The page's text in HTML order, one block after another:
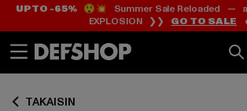
Siirry
Sisältö
Siirry
Footer
UP TO -65%😲💥 Summer Sale Reloaded —
EXPLOSION ❯❯ GO TO SALE
TAKAISIN
Siirry